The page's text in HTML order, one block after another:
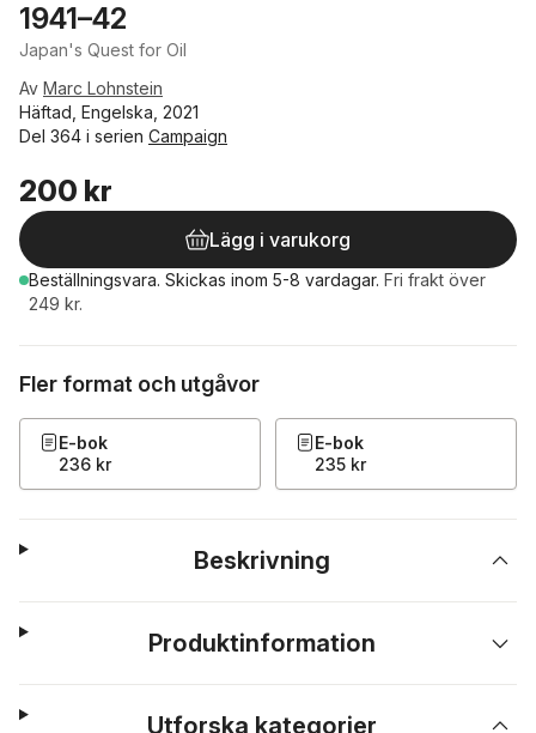
1941–42
Japan's Quest for Oil
Av Marc Lohnstein
Häftad, Engelska, 2021
Del 364 i serien Campaign
200 kr
Lägg i varukorg
Beställningsvara. Skickas inom 5-8 vardagar. Fri frakt över
249 kr.
Fler format och utgåvor
E-bok
236 kr
E-bok
235 kr
Beskrivning
Produktinformation
Utforska kategorier